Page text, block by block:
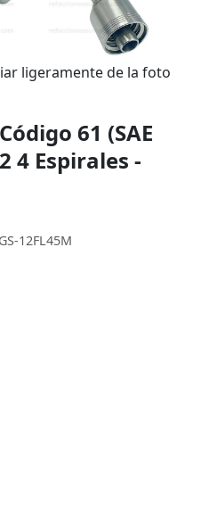
ligeramente de la foto
61 (SAE
4 Espirales -
12FL45M